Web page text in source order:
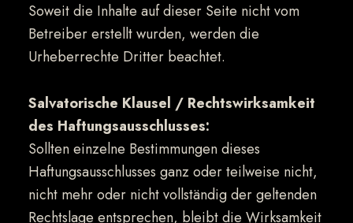
Soweit die Inhalte auf dieser Seite nicht vom
Betreiber erstellt wurden, werden die
Urheberrechte Dritter beachtet.
Salvatorische Klausel / Rechtswirksamkeit
des Haftungsausschlusses:
Sollten einzelne Bestimmungen dieses
Haftungsausschlusses ganz oder teilweise nicht,
nicht mehr oder nicht vollständig der geltenden
Rechtslage entsprechen, bleibt die Wirksamkeit